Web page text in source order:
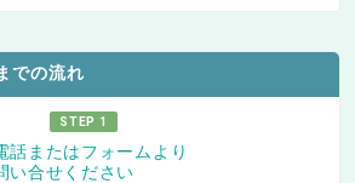
での流れ
STEP 1
話またはフォームより
い合せください